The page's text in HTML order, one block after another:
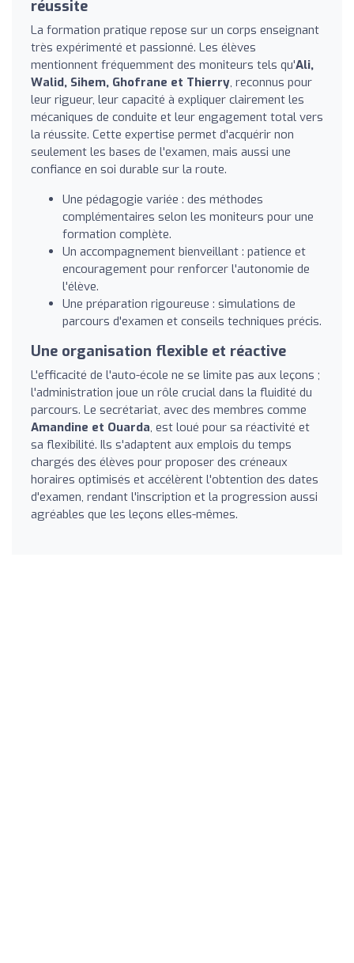
réussite
La formation pratique repose sur un corps enseignant
très expérimenté et passionné. Les élèves
mentionnent fréquemment des moniteurs tels qu'Ali,
Walid, Sihem, Ghofrane et Thierry, reconnus pour
leur rigueur, leur capacité à expliquer clairement les
mécaniques de conduite et leur engagement total vers
la réussite. Cette expertise permet d'acquérir non
seulement les bases de l'examen, mais aussi une
confiance en soi durable sur la route.
Une pédagogie variée : des méthodes
complémentaires selon les moniteurs pour une
formation complète.
Un accompagnement bienveillant : patience et
encouragement pour renforcer l'autonomie de
l'élève.
Une préparation rigoureuse : simulations de
parcours d'examen et conseils techniques précis.
Une organisation flexible et réactive
L'efficacité de l'auto-école ne se limite pas aux leçons ;
l'administration joue un rôle crucial dans la fluidité du
parcours. Le secrétariat, avec des membres comme
Amandine et Ouarda, est loué pour sa réactivité et
sa flexibilité. Ils s'adaptent aux emplois du temps
chargés des élèves pour proposer des créneaux
horaires optimisés et accélèrent l'obtention des dates
d'examen, rendant l'inscription et la progression aussi
agréables que les leçons elles-mêmes.